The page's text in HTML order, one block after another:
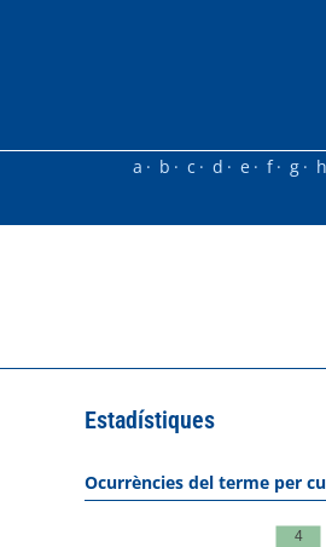
a b c d e f g h
Estadístiques
Ocurrències del terme per
4